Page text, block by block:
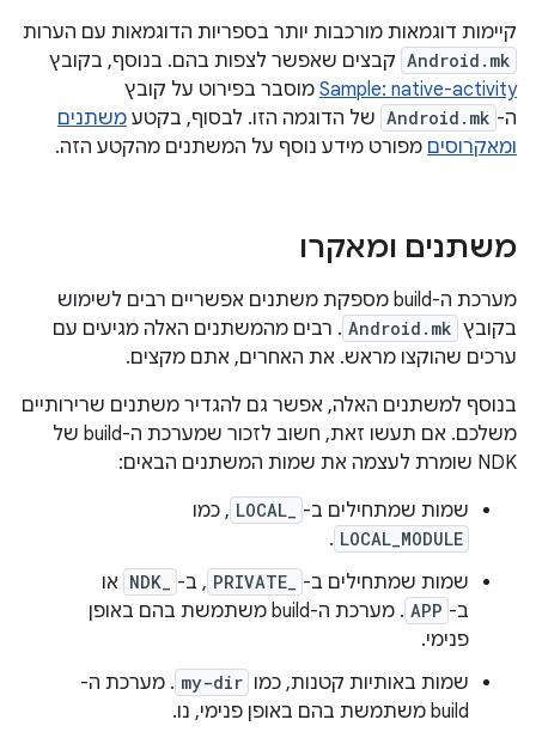
קיימות דוגמאות מורכבות יותר בספריות הדוגמאות עם הערות
Android.mk קבצים שאפשר לצפות בהם. בנוסף, בקובץ
Sample: native-activity מוסבר בפירוט על קובץ
ה- Android.mk של הדוגמה הזו. לבסוף, בקטע משתנים
ומאקרוסים מפורט מידע נוסף על המשתנים מהקטע הזה.
משתנים ומאקרו
מערכת ה-build מספקת משתנים אפשריים רבים לשימוש
בקובץ Android.mk . רבים מהמשתנים האלה מגיעים עם
ערכים שהוקצו מראש. את האחרים, אתם מקצים.
בנוסף למשתנים האלה, אפשר גם להגדיר משתנים שרירותיים
משלכם. אם תעשו זאת, חשוב לזכור שמערכת ה-build של
NDK שומרת לעצמה את שמות המשתנים הבאים:
שמות שמתחילים ב-
LOCAL_ , כמו
LOCAL_MODULE
.
שמות שמתחילים ב-
PRIVATE_ , ב- NDK_ או
ב- APP
. מערכת ה-build משתמשת בהם באופן
פנימי.
שמות באותיות קטנות, כמו my-dir . מערכת ה-
build משתמשת בהם באופן פנימי, נו.